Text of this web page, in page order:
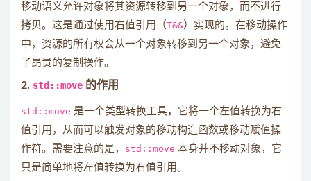
移动语义允许对象将其资源转移到另一个对象，而不进行
拷贝。这是通过使用右值引用（T&&）实现的。在移动操作
中，资源的所有权会从一个对象转移到另一个对象，避免
了昂贵的复制操作。
2. std::move 的作用
std::move 是一个类型转换工具，它将一个左值转换为右
值引用，从而可以触发对象的移动构造函数或移动赋值操
作符。需要注意的是， std::move 本身并不移动对象，它
只是简单地将左值转换为右值引用。